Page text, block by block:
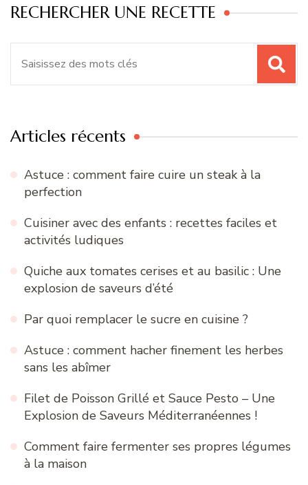
RECHERCHER UNE RECETTE
Articles récents
Astuce : comment faire cuire un steak à la
perfection
Cuisiner avec des enfants : recettes faciles et
activités ludiques
Quiche aux tomates cerises et au basilic : Une
explosion de saveurs d’été
Par quoi remplacer le sucre en cuisine ?
Astuce : comment hacher finement les herbes
sans les abîmer
Filet de Poisson Grillé et Sauce Pesto – Une
Explosion de Saveurs Méditerranéennes !
Comment faire fermenter ses propres légumes
à la maison